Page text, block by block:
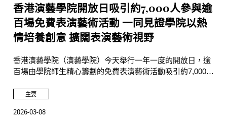
香港演藝學院開放日吸引約7,000人參與逾
百場免費表演藝術活動 一同見證學院以熱
情培養創意 擴闊表演藝術視野
香港演藝學院（演藝學院）今天舉行一年一度的開放日，逾
百場由學院師生精心籌劃的免費表演藝術活動吸引約7,000名
主要
2026-03-08